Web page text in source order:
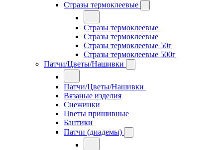
Стразы термоклеевые
Стразы термоклеевые
Стразы термоклеевые
Стразы термоклеевые 50г
Стразы термоклеевые 500г
Патчи/Цветы/Нашивки
Патчи/Цветы/Нашивки
Вязаные изделия
Снежинки
Цветы пришивные
Бантики
Патчи (диадемы)